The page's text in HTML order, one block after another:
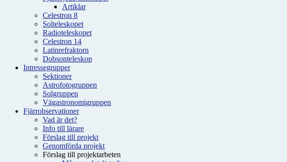
Artiklar
Celestron 8
Solteleskopet
Radioteleskopet
Celestron 14
Latinrefraktorn
Dobsonteleskop
Intressegrupper
Sektioner
Astrofotogruppen
Solgruppen
Vägastronomigruppen
Fjärrobservationer
Vad är det?
Info till lärare
Förslag till projekt
Genomförda projekt
Förslag till projektarbeten